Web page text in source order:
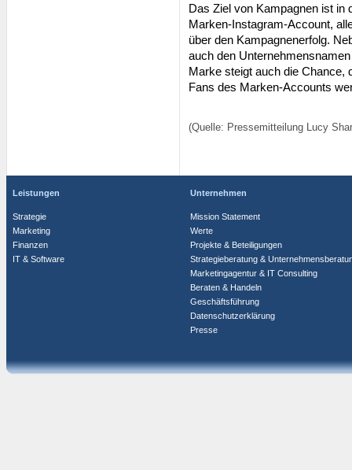
Das Ziel von Kampagnen ist in
Marken-Instagram-Account,
über den Kampagnenerfolg.
auch den
Marke steigt auch die Chance,
Fans des Marken-Accounts
(Quelle: Pressemitteilung Lucy
Leistungen
Strategie
Marketing
Finanzen
IT & Software
Unternehmen
Mission Statement
Werte
Projekte & Beteiligungen
Strategieberatung &
Marketingagentur & IT Consulting
Beraten & Handeln
Geschäftsführung
Datenschutzerklärung
Presse